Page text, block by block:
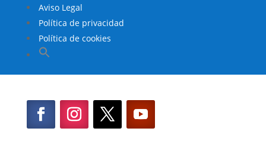
Aviso Legal
Política de privacidad
Política de cookies
Buscar:
Botón de búsqueda